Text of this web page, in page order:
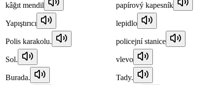
kâğıt mendil papírový kapesník
Yapıştırıcı lepidlo
Polis karakolu. policejní stanice
Sol. vlevo
Burada. Tady.